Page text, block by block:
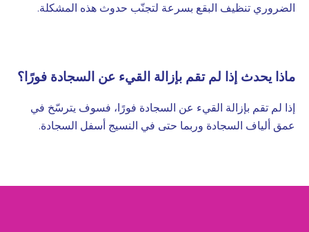
الضروري تنظيف البقع بسرعة لتجنّب حدوث هذه المشكلة.
ماذا يحدث إذا لم تقم بإزالة القيء عن السجادة فورًا؟
إذا لم تقم بإزالة القيء عن السجادة فورًا، فسوف يترسّخ في
عمق ألياف السجادة وربما حتى في النسيج أسفل السجادة.